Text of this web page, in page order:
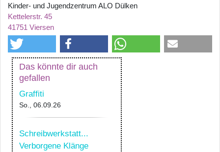
Kinder- und Jugendzentrum ALO Dülken
Kettelerstr. 45
41751 Viersen
Das könnte dir auch
gefallen
Graffiti
So., 06.09.26
Schreibwerkstatt...
Verborgene Klänge